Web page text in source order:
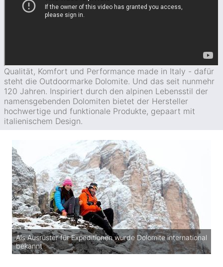
Qualität, Komfort und Performance made in Italy - dafür
steht die Outdoormarke Dolomite. Und das seit nunmehr
120 Jahren. Inspiriert durch den alpinen Lebensstil der
namensgebenden Dolomiten bietet der Hersteller
hochwertige und funktionale Produkte, gepaart mit
italienischem Design.
Als Ausrüster für Expeditionen wurde Dolomite international
bekannt